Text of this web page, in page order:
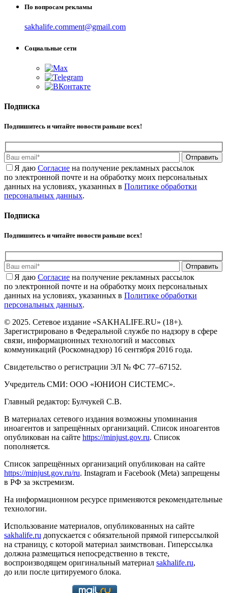
По вопросам рекламы
sakhalife.comment@gmail.com
Социальные сети
Подписка
Подпишитесь и читайте новости раньше всех!
Отправить
Я даю Cогласие на получение рекламных рассылок
по электронной почте и на обработку моих персональных
данных на условиях, указанных в Политике обработки
персональных данных.
Подписка
Подпишитесь и читайте новости раньше всех!
Отправить
Я даю Cогласие на получение рекламных рассылок
по электронной почте и на обработку моих персональных
данных на условиях, указанных в Политике обработки
персональных данных.
© 2025. Сетевое издание «SAKHALIFE.RU» (18+).
Зарегистрировано в Федеральной службе по надзору в сфере
связи, информационных технологий и массовых
коммуникаций (Роскомнадзор) 16 сентября 2016 года.
Свидетельство о регистрации ЭЛ № ФС 77–67152.
Учредитель СМИ: ООО «ЮНИОН СИСТЕМС».
Главный редактор: Булчукей С.В.
В материалах сетевого издания возможны упоминания
иноагентов и запрещённых организаций. Список иноагентов
опубликован на сайте https://minjust.gov.ru. Список
пополняется.
Список запрещённых организаций опубликован на сайте
https://minjust.gov.ru/ru. Instagram и Facebook (Metа) запрещены
в РФ за экстремизм.
На информационном ресурсе применяются рекомендательные
технологии.
Использование материалов, опубликованных на сайте
sakhalife.ru допускается с обязательной прямой гиперссылкой
на страницу, с которой материал заимствован. Гиперссылка
должна размещаться непосредственно в тексте,
воспроизводящем оригинальный материал sakhalife.ru,
до или после цитируемого блока.